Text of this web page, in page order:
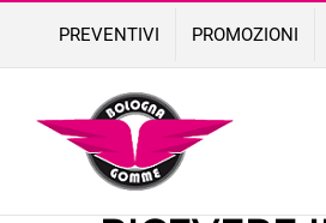
content
PREVENTIVI PROMOZIONI
COMPILA IL